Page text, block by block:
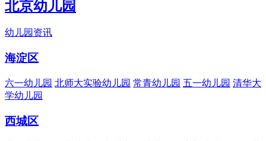
北京幼儿园
幼儿园资讯
海淀区
六一幼儿园 北师大实验幼儿园 常青幼儿园 五一幼儿园 清华大
学幼儿园
西城区